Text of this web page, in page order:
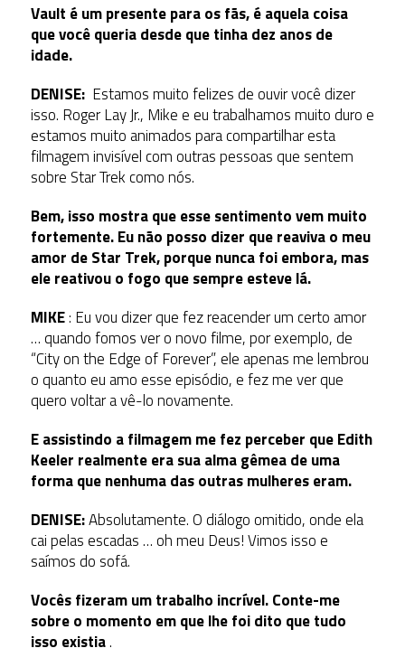
Vault é um presente para os fãs, é aquela coisa
que você queria desde que tinha dez anos de
idade.
DENISE: Estamos muito felizes de ouvir você dizer
isso. Roger Lay Jr., Mike e eu trabalhamos muito duro e
estamos muito animados para compartilhar esta
filmagem invisível com outras pessoas que sentem
sobre Star Trek como nós.
Bem, isso mostra que esse sentimento vem muito
fortemente. Eu não posso dizer que reaviva o meu
amor de Star Trek, porque nunca foi embora, mas
ele reativou o fogo que sempre esteve lá.
MIKE: Eu vou dizer que fez reacender um certo amor
… quando fomos ver o novo filme, por exemplo, de
“City on the Edge of Forever”, ele apenas me lembrou
o quanto eu amo esse episódio, e fez me ver que
quero voltar a vê-lo novamente.
E assistindo a filmagem me fez perceber que Edith
Keeler realmente era sua alma gêmea de uma
forma que nenhuma das outras mulheres eram.
DENISE:Absolutamente. O diálogo omitido, onde ela
cai pelas escadas … oh meu Deus! Vimos isso e
saímos do sofá.
Vocês fizeram um trabalho incrível. Conte-me
sobre o momento em que lhe foi dito que tudo
isso existia.